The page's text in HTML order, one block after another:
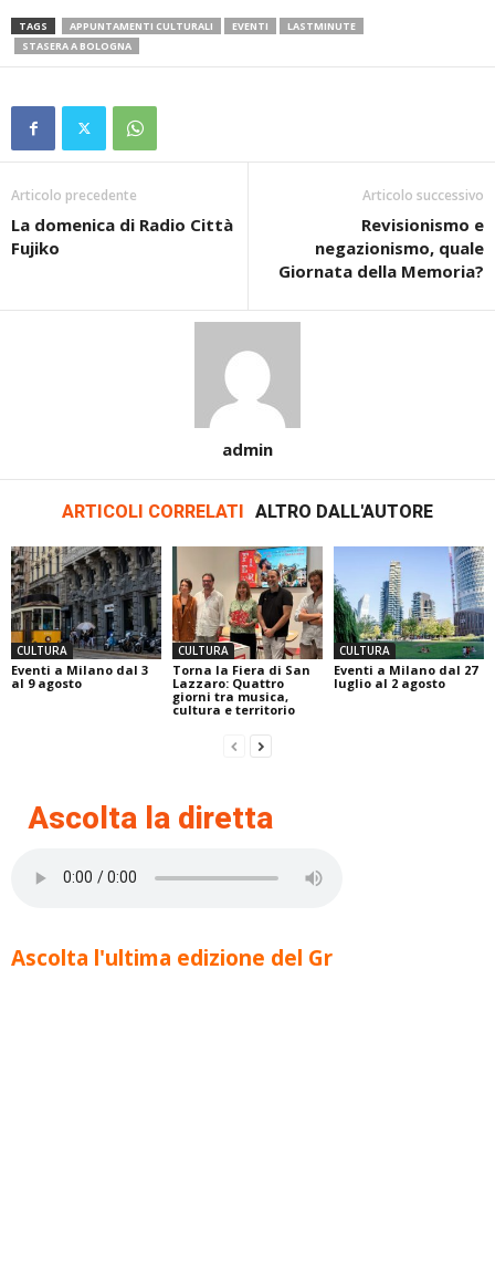
TAGS APPUNTAMENTI CULTURALI EVENTI
LASTMINUTE
STASERA A BOLOGNA
Articolo precedente
La domenica di Radio Città
Fujiko
Articolo successivo
Revisionismo e
negazionismo, quale
Giornata della Memoria?
admin
ARTICOLI CORRELATI ALTRO DALL'AUTORE
CULTURA
Eventi a Milano dal 3
al 9 agosto
CULTURA
Torna la Fiera di San
Lazzaro: Quattro
giorni tra musica,
cultura e territorio
CULTURA
Eventi a Milano dal 27
luglio al 2 agosto
Ascolta la diretta
Ascolta l'ultima edizione del Gr